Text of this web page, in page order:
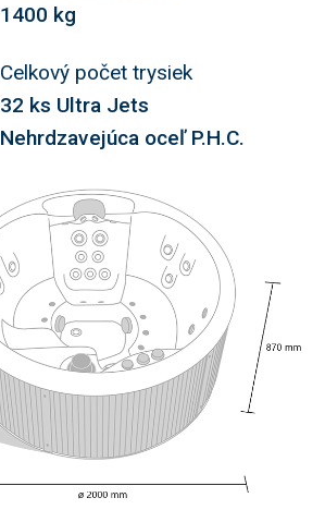
1400 kg
Celkový počet trysiek
32 ks Ultra Jets
Nehrdzavejúca oceľ P.H.C.